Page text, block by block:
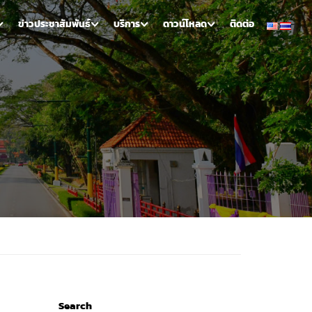
ข่าวประชาสัมพันธ์ บริการ ดาวน์โหลด ติดต่อ
Search